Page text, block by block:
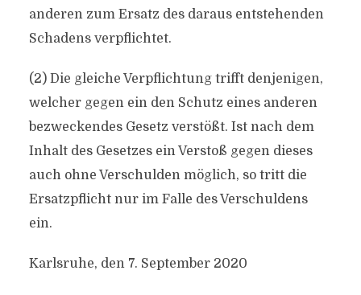
anderen zum Ersatz des daraus entstehenden
Schadens verpflichtet.
(2) Die gleiche Verpflichtung trifft denjenigen,
welcher gegen ein den Schutz eines anderen
bezweckendes Gesetz verstößt. Ist nach dem
Inhalt des Gesetzes ein Verstoß gegen dieses
auch ohne Verschulden möglich, so tritt die
Ersatzpflicht nur im Falle des Verschuldens
ein.
Karlsruhe, den 7. September 2020